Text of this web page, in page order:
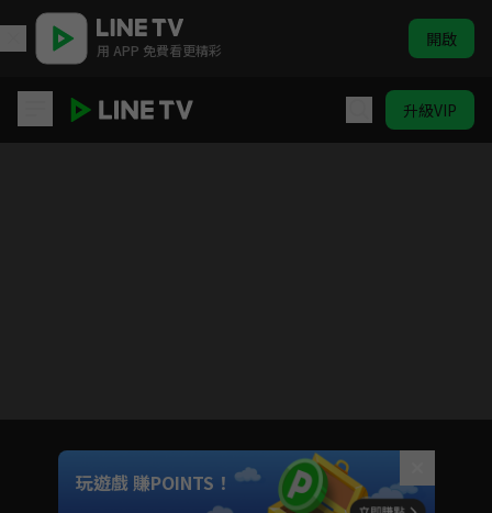
用 APP 免費看更精彩 開啟
升級VIP
Unmute
如有不便請見諒
玩遊戲 賺POINTS！